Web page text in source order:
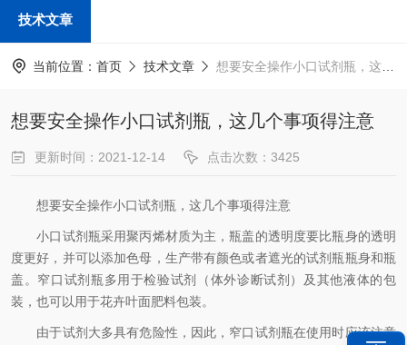
技术文章
当前位置： 首页 技术文章 想要安全操作小口试剂瓶，这几个事项得注意
想要安全操作小口试剂瓶，这几个事项得注意
更新时间：2021-12-14 点击次数：3425
想要安全操作小口试剂瓶，这几个事项得注意
小口试剂瓶采用聚丙烯材质为主，瓶盖的透明度要比瓶身的透明
度更好，并可以添加色母，生产带有颜色或者遮光的试剂瓶瓶身和瓶
盖。窄口试剂瓶多用于检验试剂（体外诊断试剂）及其他液体的包
装，也可以用于花卉叶面肥料包装。
由于试剂大多具有危险性，因此，窄口试剂瓶在使用时应该注意